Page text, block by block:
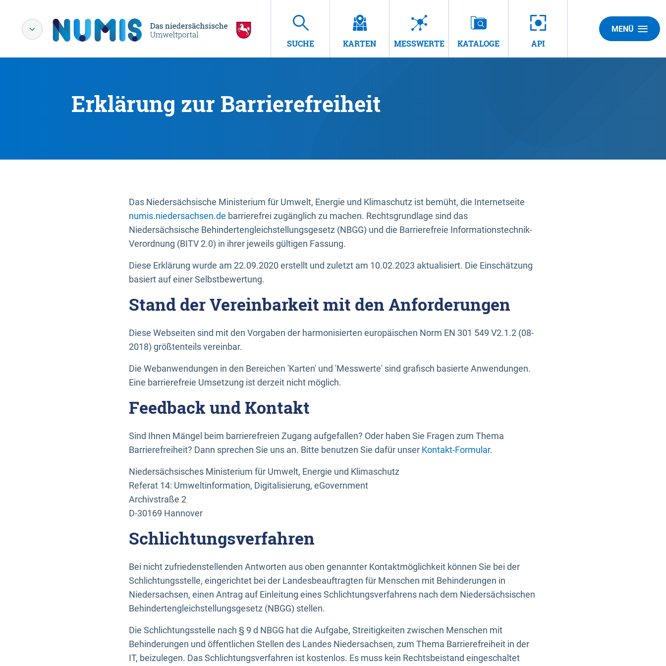
SUCHE KARTEN MESSWERTE KATALOGE API
MENÜ
Erklärung zur Barrierefreiheit
Das Niedersächsische Ministerium für Umwelt, Energie und Klimaschutz ist bemüht, die Internetseite
numis.niedersachsen.de barrierefrei zugänglich zu machen. Rechtsgrundlage sind das
Niedersächsische Behindertengleichstellungsgesetz (NBGG) und die Barrierefreie Informationstechnik-
Verordnung (BITV 2.0) in ihrer jeweils gültigen Fassung.
Diese Erklärung wurde am 22.09.2020 erstellt und zuletzt am 10.02.2023 aktualisiert. Die Einschätzung
basiert auf einer Selbstbewertung.
Stand der Vereinbarkeit mit den Anforderungen
Diese Webseiten sind mit den Vorgaben der harmonisierten europäischen Norm EN 301 549 V2.1.2 (08-
2018) größtenteils vereinbar.
Die Webanwendungen in den Bereichen 'Karten' und 'Messwerte' sind grafisch basierte Anwendungen.
Eine barrierefreie Umsetzung ist derzeit nicht möglich.
Feedback und Kontakt
Sind Ihnen Mängel beim barrierefreien Zugang aufgefallen? Oder haben Sie Fragen zum Thema
Barrierefreiheit? Dann sprechen Sie uns an. Bitte benutzen Sie dafür unser Kontakt-Formular.
Niedersächsisches Ministerium für Umwelt, Energie und Klimaschutz
Referat 14: Umweltinformation, Digitalisierung, eGovernment
Archivstraße 2
D-30169 Hannover
Schlichtungsverfahren
Bei nicht zufriedenstellenden Antworten aus oben genannter Kontaktmöglichkeit können Sie bei der
Schlichtungsstelle, eingerichtet bei der Landesbeauftragten für Menschen mit Behinderungen in
Niedersachsen, einen Antrag auf Einleitung eines Schlichtungsverfahrens nach dem Niedersächsischen
Behindertengleichstellungsgesetz (NBGG) stellen.
Die Schlichtungsstelle nach § 9 d NBGG hat die Aufgabe, Streitigkeiten zwischen Menschen mit
Behinderungen und öffentlichen Stellen des Landes Niedersachsen, zum Thema Barrierefreiheit in der
IT, beizulegen. Das Schlichtungsverfahren ist kostenlos. Es muss kein Rechtsbeistand eingeschaltet